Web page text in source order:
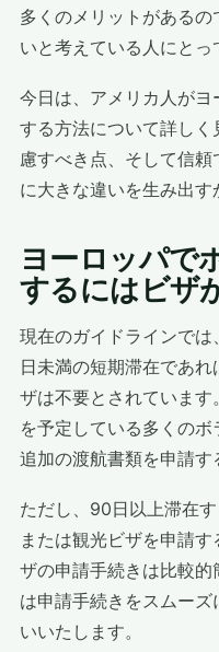
多くのメリットがある
いと考えている人にとっ
今日は、アメリカ人が
する方法について詳し
慮すべき点、そして信
に大きな違いを生み出す
ヨーロッパで
するにはビザ
現在のガイドラインで
日未満の短期滞在であ
ザは不要とされていま
を予定している多くのボ
追加の渡航書類を申請す
ただし、90日以上滞在
または観光ビザを申請
ザの申請手続きは比較
は申請手続きをスムー
いいたします。